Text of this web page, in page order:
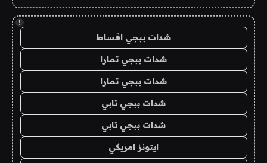
!
شدات ببجي اقساط
شدات ببجي تمارا
شدات ببجي تمارا
شدات ببجي تابي
شدات ببجي تابي
ايتونز امريكي